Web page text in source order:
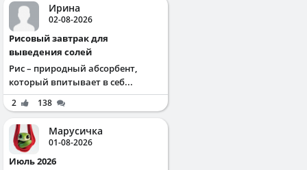
Ирина
02-08-2026
Рисовый завтрак для
выведения солей
Рис – природный абсорбент,
который впитывает в себ...
2 138
Марусичка
01-08-2026
Июль 2026